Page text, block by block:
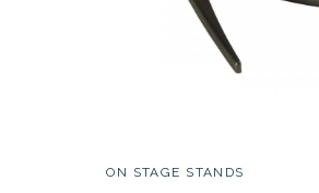
AVAILABILITY
PRECIO
ON STAGE STANDS